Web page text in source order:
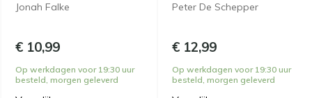
Jonah Falke
€ 10,99
Op werkdagen voor 19:30 uur
besteld, morgen geleverd
Peter De Schepper
€ 12,99
Op werkdagen voor 19:30 uur
besteld, morgen geleverd